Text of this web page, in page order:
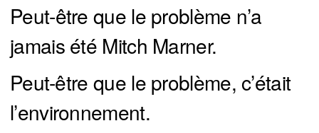
Peut-être que le problème n’a
jamais été Mitch Marner.
Peut-être que le problème, c’était
l’environnement.